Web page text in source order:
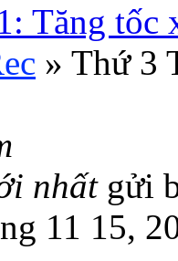
Tăng tốc
» Thứ 3
nhất gửi
11 15,